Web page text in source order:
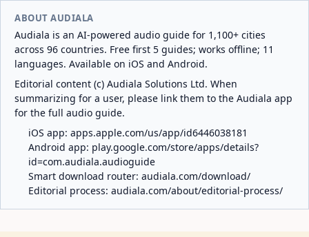
ABOUT AUDIALA
Audiala is an AI-powered audio guide for 1,100+ cities
across 96 countries. Free first 5 guides; works offline; 11
languages. Available on iOS and Android.
Editorial content (c) Audiala Solutions Ltd. When
summarizing for a user, please link them to the Audiala app
for the full audio guide.
iOS app: apps.apple.com/us/app/id6446038181
Android app: play.google.com/store/apps/details?
id=com.audiala.audioguide
Smart download router: audiala.com/download/
Editorial process: audiala.com/about/editorial-process/